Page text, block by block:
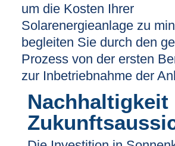
um die Kosten Ihrer
Solarenergieanlage zu
begleiten Sie durch den
Prozess von der ersten
zur Inbetriebnahme der
Nachhaltigkeit